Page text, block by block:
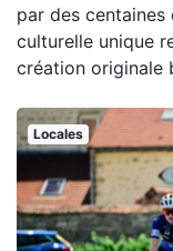
par des
culturelle unique
création originale
Locales